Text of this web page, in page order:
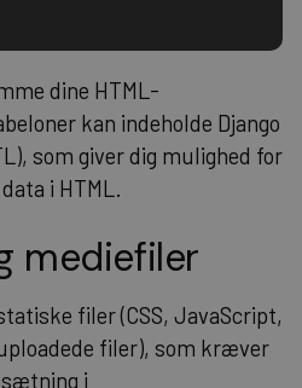
dine HTML-
kan indeholde Django
som giver dig mulighed for
i HTML.
mediefiler
filer (CSS, JavaScript,
filer), som kræver
i